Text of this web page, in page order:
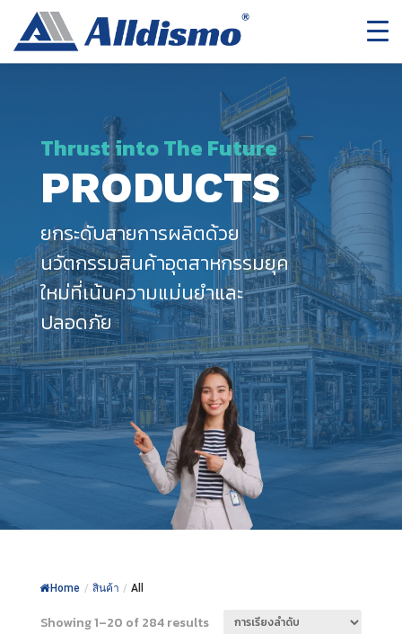
Thrust into The Future
PRODUCTS
ยกระดับสายการผลิตด้วย
นวัตกรรมสินค้าอุตสาหกรรมยุค
ใหม่ที่เน้นความแม่นยำและ
ปลอดภัย
Home / สินค้า / All
Showing 1–20 of 284 results